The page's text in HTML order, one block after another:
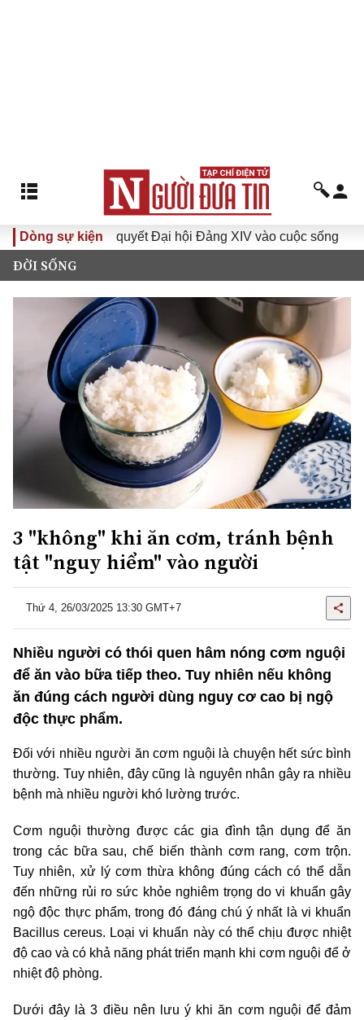
Dòng sự kiện
Đưa Nghị quyết Đại hội Đảng XIV vào cuộc sống Hướng
ĐỜI SỐNG
3 "không" khi ăn cơm, tránh bệnh
tật "nguy hiểm" vào người
Thứ 4, 26/03/2025 13:30 GMT+7
Nhiều người có thói quen hâm nóng cơm nguội
để ăn vào bữa tiếp theo. Tuy nhiên nếu không
ăn đúng cách người dùng nguy cơ cao bị ngộ
độc thực phẩm.
Đối với nhiều người ăn cơm nguội là chuyện hết sức bình
thường. Tuy nhiên, đây cũng là nguyên nhân gây ra nhiều
bệnh mà nhiều người khó lường trước.
Cơm nguội thường được các gia đình tận dụng để ăn
trong các bữa sau, chế biến thành cơm rang, cơm trộn.
Tuy nhiên, xử lý cơm thừa không đúng cách có thể dẫn
đến những rủi ro sức khỏe nghiêm trọng do vi khuẩn gây
ngộ độc thực phẩm, trong đó đáng chú ý nhất là vi khuẩn
Bacillus cereus. Loại vi khuẩn này có thể chịu được nhiệt
độ cao và có khả năng phát triển mạnh khi cơm nguội để ở
nhiệt độ phòng.
Dưới đây là 3 điều nên lưu ý khi ăn cơm nguội để đảm